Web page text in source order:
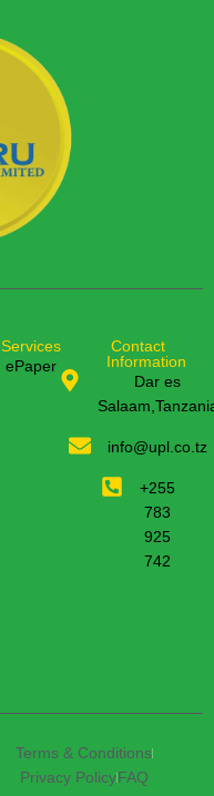
Services
ePaper
Contact
Information
Dar es
info@upl.co.tz
+255
783
925
742
Terms & Conditions
Privacy PolicyFAQ